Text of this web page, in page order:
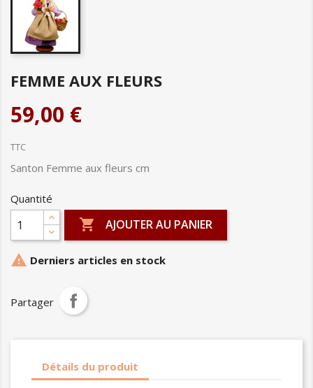
FEMME AUX FLEURS
59,00 €
TTC
Santon Femme aux fleurs cm
Quantité
 AJOUTER AU PANIER
 Derniers articles en stock
Partager
Détails du produit